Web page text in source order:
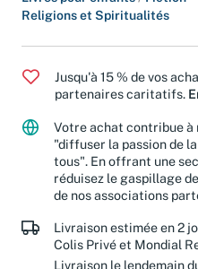
Livres pour enfants/Fiction
Jusqu'à 15 % de vos
partenaires caritatifs.
Votre achat contribue à
"diffuser la passion de
tous". En offrant une
réduisez le gaspillage
de nos associations
Livraison estimée en 2
Colis Privé et Mondial